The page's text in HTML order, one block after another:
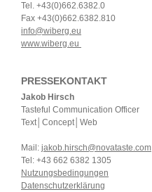
Tel. +43(0)662.6382.0
Fax +43(0)662.6382.810
info@wiberg.eu
www.wiberg.eu
PRESSEKONTAKT
Jakob Hirsch
Tasteful Communication Officer
Text│Concept│Web
Mail: jakob.hirsch@novataste.com
Tel: +43 662 6382 1305
Nutzungsbedingungen
Datenschutzerklärung